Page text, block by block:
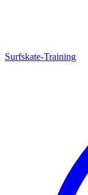
Surfskate-Training